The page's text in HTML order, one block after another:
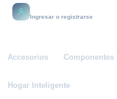
Ingresar o registrarse
Accesorios Componentes
Hogar Inteligente